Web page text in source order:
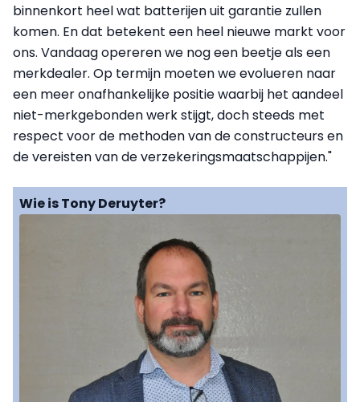
binnenkort heel wat batterijen uit garantie zullen
komen. En dat betekent een heel nieuwe markt voor
ons. Vandaag opereren we nog een beetje als een
merkdealer. Op termijn moeten we evolueren naar
een meer onafhankelijke positie waarbij het aandeel
niet-merkgebonden werk stijgt, doch steeds met
respect voor de methoden van de constructeurs en
de vereisten van de verzekeringsmaatschappijen."
Wie is Tony Deruyter?